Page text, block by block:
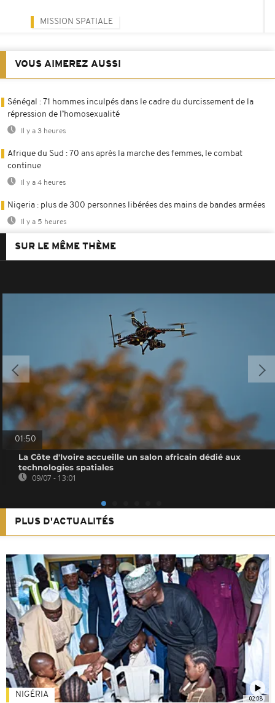
MISSION SPATIALE
VOUS AIMEREZ AUSSI
Sénégal : 71 hommes inculpés dans le cadre du durcissement de la
répression de l’homosexualité
Il y a 3 heures
Afrique du Sud : 70 ans après la marche des femmes, le combat
continue
Il y a 4 heures
Nigeria : plus de 300 personnes libérées des mains de bandes armées
Il y a 5 heures
SUR LE MÊME THÈME
01:50
La Côte d'Ivoire accueille un salon africain dédié aux
technologies spatiales
09/07 - 13:01
PLUS D'ACTUALITÉS
02:08
NIGÉRIA